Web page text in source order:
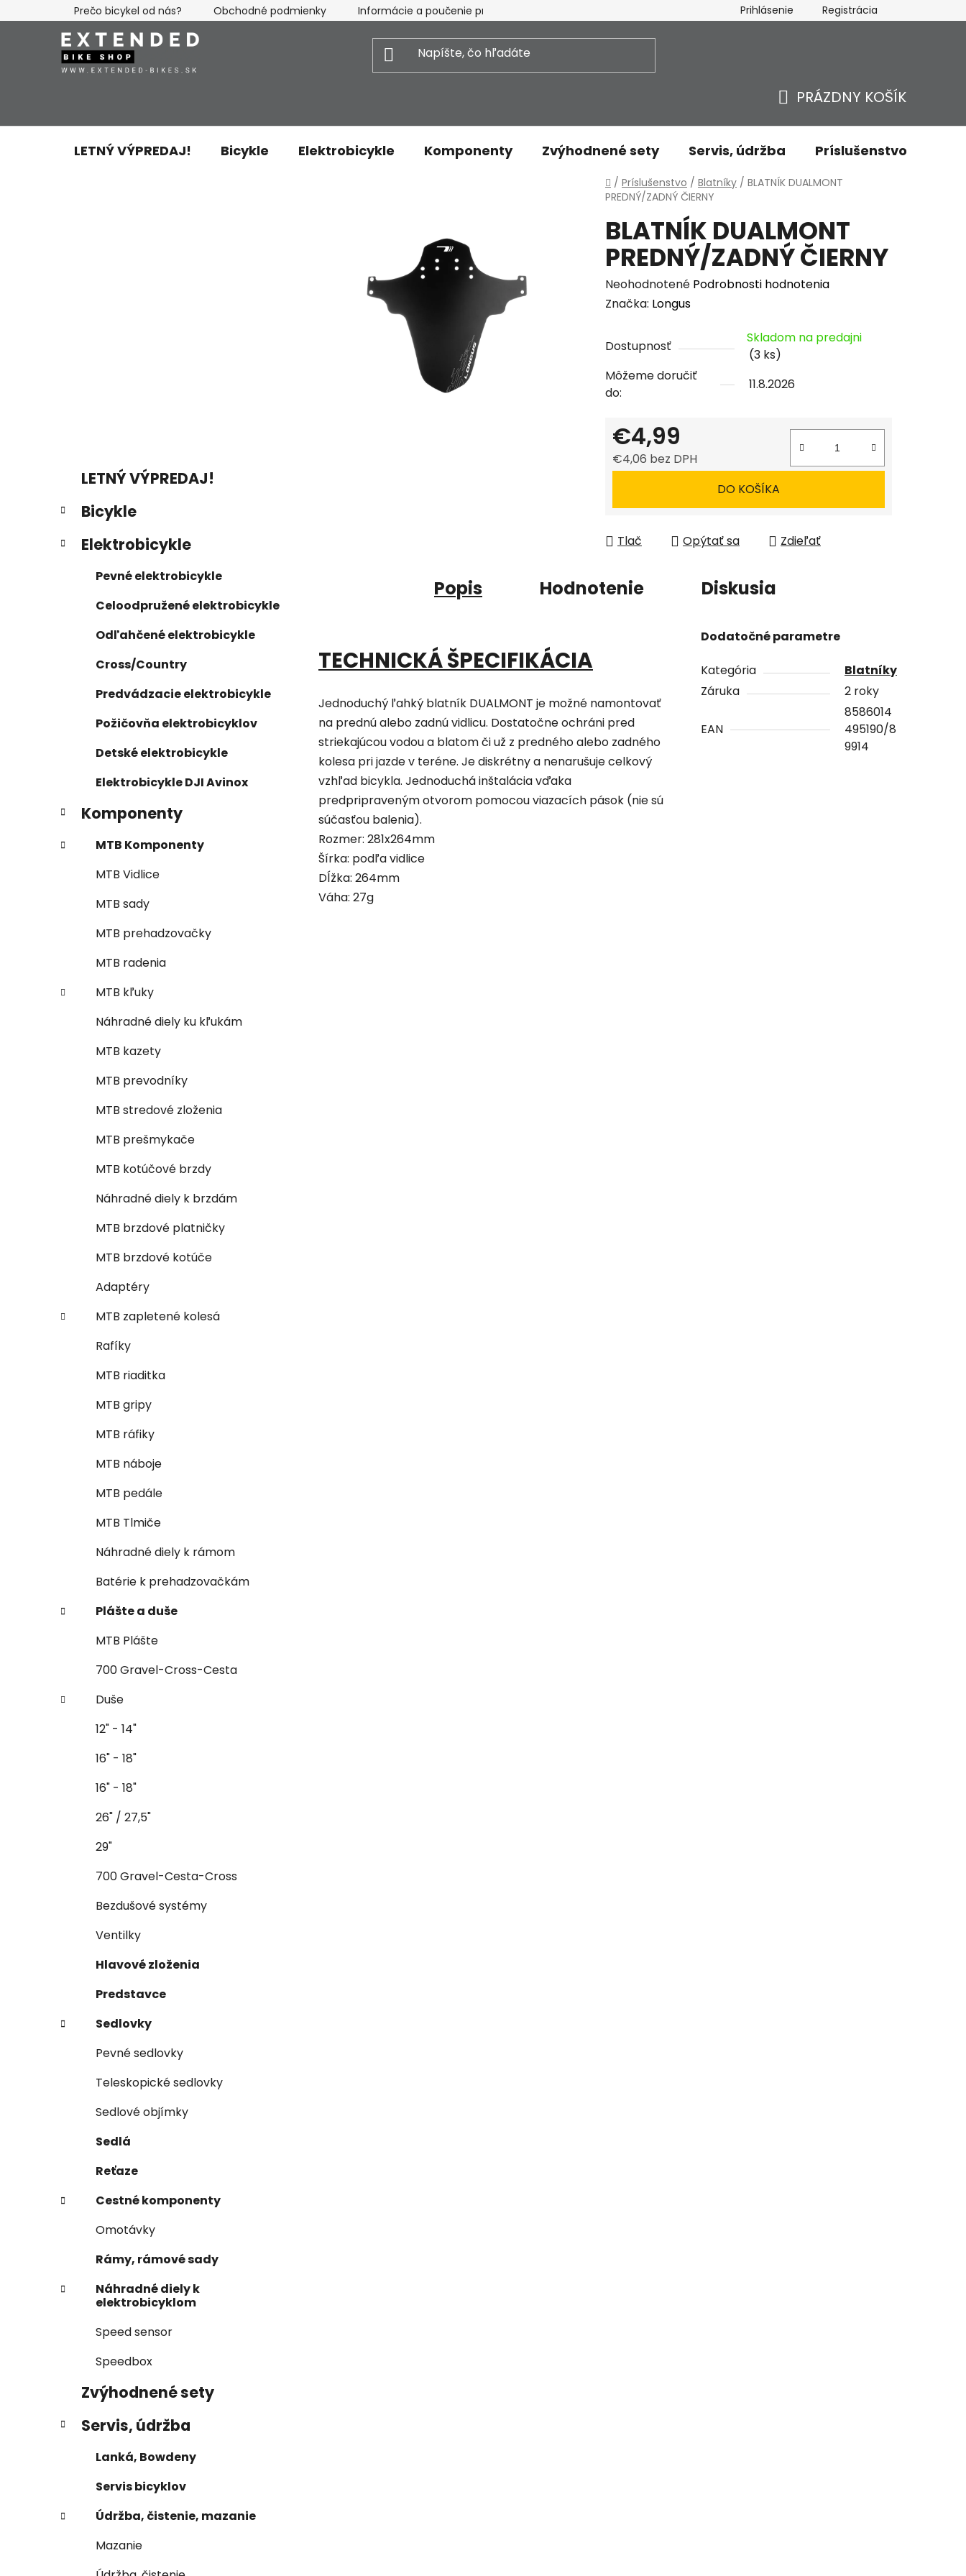
na
Prečo bicykel od nás? Obchodné podmienky Informácie a poučenie pre spotrebiteľa Vrátenie tovaru - odstúpenie od zmluvy Ochrana osobných údajov
Prihlásenie Registrácia
KOŠÍK
PRÁZDNY KOŠÍK
LETNÝ VÝPREDAJ! Bicykle Elektrobicykle Komponenty Zvýhodnené sety Servis, údržba Príslušenstvo
Domov
/ Príslušenstvo / Blatníky / BLATNÍK DUALMONT
PREDNÝ/ZADNÝ ČIERNY
Preskočiť
kategórie
e
ó
LETNÝ VÝPREDAJ!
Bicykle
Elektrobicykle
Pevné elektrobicykle
Celoodpružené elektrobicykle
Odľahčené elektrobicykle
Cross/Country
Predvádzacie elektrobicykle
Požičovňa elektrobicyklov
Detské elektrobicykle
Elektrobicykle DJI Avinox
Komponenty
MTB Komponenty
MTB Vidlice
MTB sady
MTB prehadzovačky
MTB radenia
MTB kľuky
Náhradné diely ku kľukám
MTB kazety
MTB prevodníky
MTB stredové zloženia
MTB prešmykače
MTB kotúčové brzdy
Náhradné diely k brzdám
MTB brzdové platničky
MTB brzdové kotúče
Adaptéry
MTB zapletené kolesá
Rafíky
MTB riaditka
MTB gripy
MTB ráfiky
MTB náboje
MTB pedále
MTB Tlmiče
Náhradné diely k rámom
Batérie k prehadzovačkám
Plášte a duše
MTB Plášte
700 Gravel-Cross-Cesta
Duše
12" - 14"
16" - 18"
16" - 18"
26" / 27,5"
29"
700 Gravel-Cesta-Cross
Bezdušové systémy
Ventilky
Hlavové zloženia
Predstavce
Sedlovky
Pevné sedlovky
Teleskopické sedlovky
Sedlové objímky
Sedlá
Reťaze
Cestné komponenty
Omotávky
Rámy, rámové sady
Náhradné diely k
elektrobicyklom
Speed sensor
Speedbox
Zvýhodnené sety
Servis, údržba
Lanká, Bowdeny
Servis bicyklov
Údržba, čistenie, mazanie
Mazanie
BLATNÍK DUALMONT
PREDNÝ/ZADNÝ ČIERNY
Priemerné
hodnotenie
je
z
5
Neohodnotené Podrobnosti hodnotenia
Značka: Longus
Dostupnosť
Skladom na predajni
(3 ks)
Môžeme doručiť
do:
11.8.2026
€4,99
€4,06 bez DPH
DO KOŠÍKA
Tlač Opýtať sa Zdieľať
Popis Hodnotenie Diskusia
TECHNICKÁ ŠPECIFIKÁCIA
Jednoduchý ľahký blatník DUALMONT je možné namontovať
na prednú alebo zadnú vidlicu. Dostatočne ochráni pred
striekajúcou vodou a blatom či už z predného alebo zadného
kolesa pri jazde v teréne. Je diskrétny a nenarušuje celkový
vzhľad bicykla. Jednoduchá inštalácia vďaka
predpripraveným otvorom pomocou viazacích pások (nie sú
súčasťou balenia).
Rozmer: 281x264mm
Šírka: podľa vidlice
Dĺžka: 264mm
Váha: 27g
Dodatočné parametre
Kategória
Blatníky
Záruka
2 roky
EAN
8586014
495190/8
9914